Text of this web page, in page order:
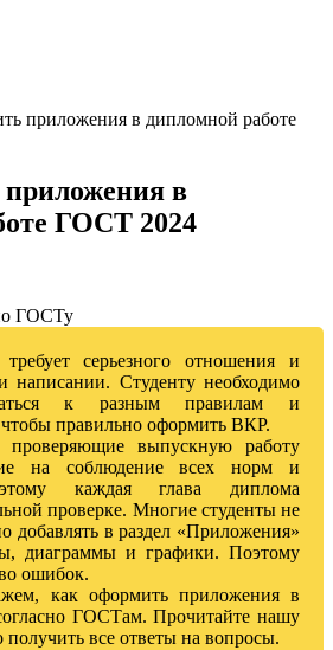
приложения в дипломной работе
в
ГОСТ 2024
ГОСТу
серьезного отношения и
написании. Студенту необходимо
к разным правилам и
правильно оформить ВКР.
выпускную работу
на соблюдение всех норм и
каждая глава диплома
проверке. Многие студенты не
добавлять в раздел «Приложения»
диаграммы и графики. Поэтому
ошибок.
как оформить приложения в
ГОСТам. Прочитайте нашу
получить все ответы на вопросы.